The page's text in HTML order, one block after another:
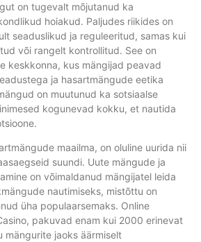
on tugevalt mõjutanud ka
hoiakud. Paljudes riikides on
seaduslikud ja reguleeritud, samas kui
või rangelt kontrollitud. See on
keskkonna, kus mängijad peavad
ja hasartmängude eetika
on muutunud ka sotsiaalse
kogunevad kokku, et nautida
maailma, on oluline uurida nii
suundi. Uute mängude ja
on võimaldanud mängijatel leida
nautimiseks, mistõttu on
üha populaarsemaks. Online
pakuvad enam kui 2000 erinevat
mängurite jaoks äärmiselt